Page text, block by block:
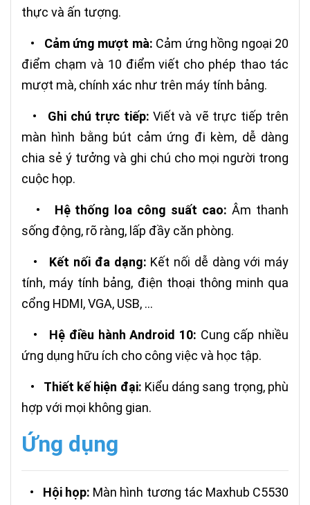
thực và ấn tượng.
• Cảm ứng mượt mà: Cảm ứng hồng ngoại 20
điểm chạm và 10 điểm viết cho phép thao tác
mượt mà, chính xác như trên máy tính bảng.
• Ghi chú trực tiếp: Viết và vẽ trực tiếp trên
màn hình bằng bút cảm ứng đi kèm, dễ dàng
chia sẻ ý tưởng và ghi chú cho mọi người trong
cuộc họp.
• Hệ thống loa công suất cao: Âm thanh
sống động, rõ ràng, lấp đầy căn phòng.
• Kết nối đa dạng: Kết nối dễ dàng với máy
tính, máy tính bảng, điện thoại thông minh qua
cổng HDMI, VGA, USB, ...
• Hệ điều hành Android 10: Cung cấp nhiều
ứng dụng hữu ích cho công việc và học tập.
• Thiết kế hiện đại: Kiểu dáng sang trọng, phù
hợp với mọi không gian.
Ứng dụng
• Hội họp: Màn hình tương tác Maxhub C5530